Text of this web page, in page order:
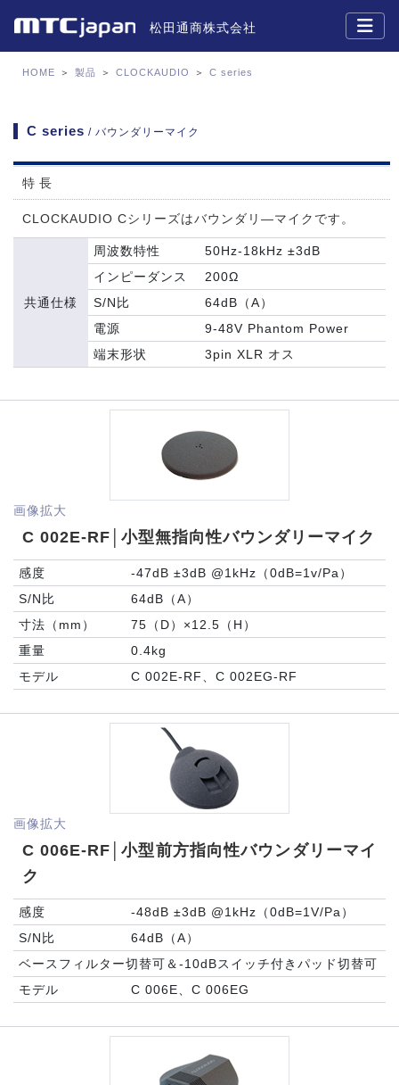
松田通商株式会社
HOME ＞ 製品 ＞ CLOCKAUDIO ＞ C series
C series / バウンダリーマイク
特長
CLOCKAUDIO Cシリーズはバウンダリ―マイクです。
共通仕様
周波数特性
50Hz-18kHz ±3dB
インピーダンス
200Ω
S/N比
64dB（A）
電源
9-48V Phantom Power
端末形状
3pin XLR オス
画像拡大
C 002E-RF│小型無指向性バウンダリーマイク
感度
-47dB ±3dB @1kHz（0dB=1v/Pa）
S/N比
64dB（A）
寸法（mm）
75（D）×12.5（H）
重量
0.4kg
モデル
C 002E-RF、C 002EG-RF
画像拡大
C 006E-RF│小型前方指向性バウンダリーマイ
ク
感度
-48dB ±3dB @1kHz（0dB=1V/Pa）
S/N比
64dB（A）
ベースフィルター切替可＆-10dBスイッチ付きパッド切替可
モデル
C 006E、C 006EG